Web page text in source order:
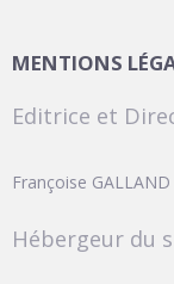
MENTIONS
Editrice et
Françoise GALLAND
Hébergeur du